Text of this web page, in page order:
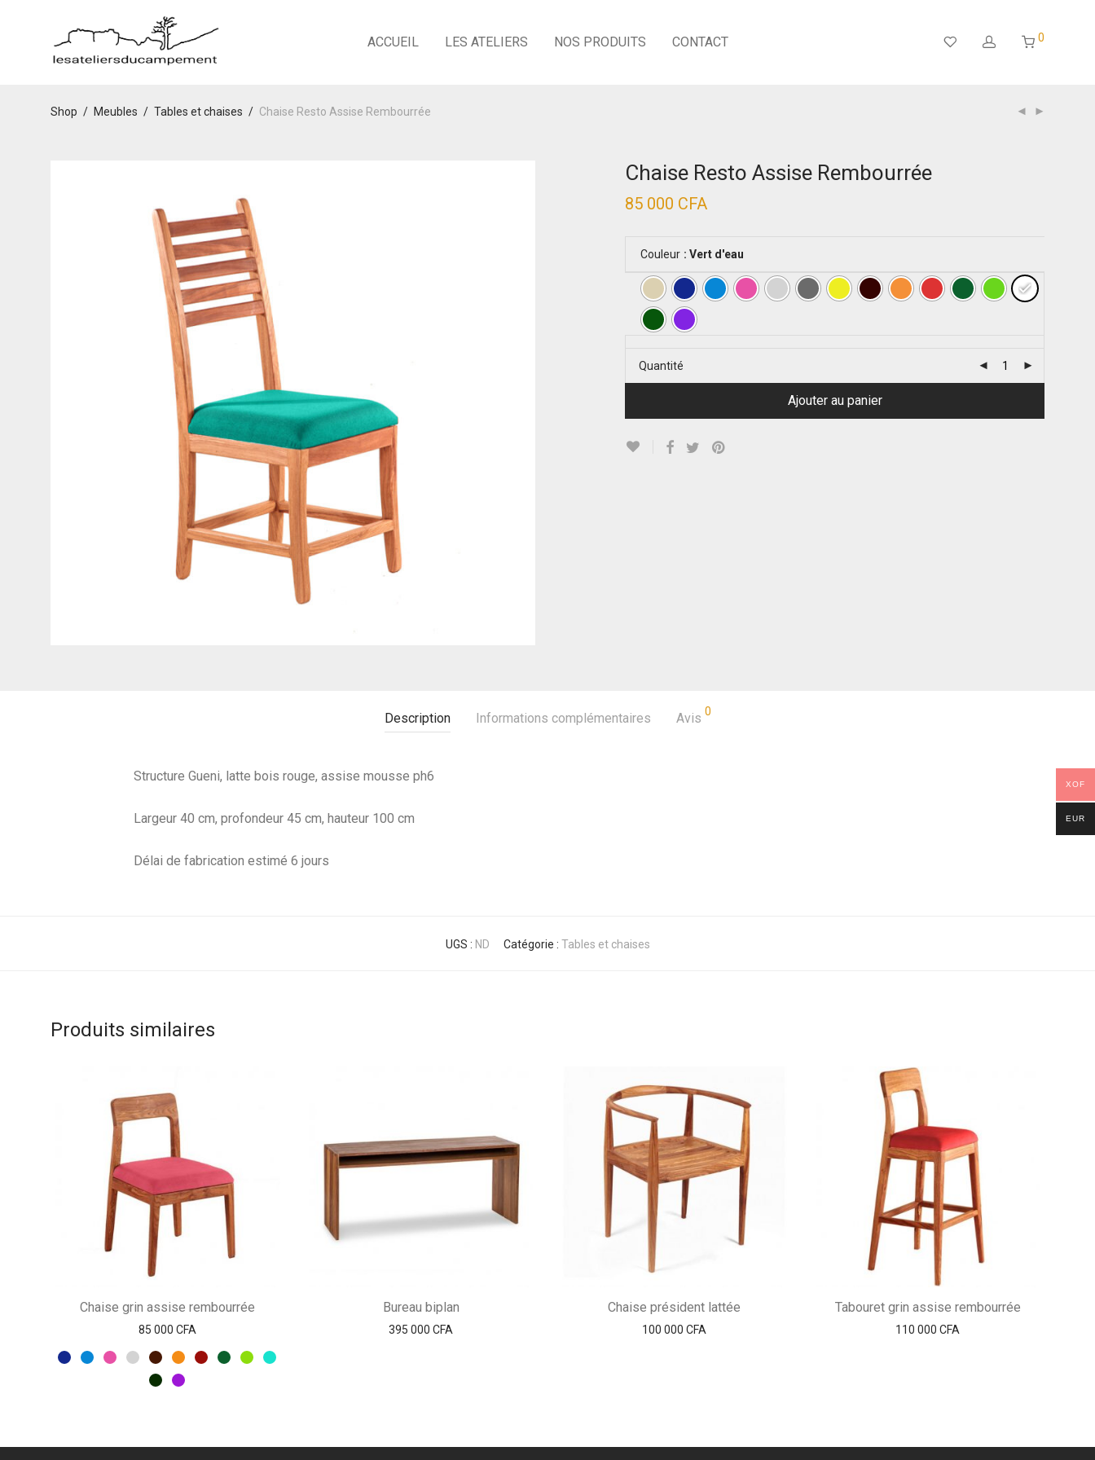
ACCUEIL LES ATELIERS NOS PRODUITS CONTACT 0
Shop / Meubles / Tables et chaises / Chaise Resto Assise Rembourrée
Chaise Resto Assise Rembourrée
85 000 CFA
Couleur : Vert d'eau
Quantité
Ajouter au panier
Description Informations complémentaires Avis 0
Structure Gueni, latte bois rouge, assise mousse ph6
Largeur 40 cm, profondeur 45 cm, hauteur 100 cm
Délai de fabrication estimé 6 jours
UGS : ND Catégorie : Tables et chaises
Produits similaires
Chaise grin assise rembourrée
85 000 CFA
Bureau biplan
395 000 CFA
Chaise président lattée
100 000 CFA
Tabouret grin assise rembourrée
110 000 CFA
XOF
EUR